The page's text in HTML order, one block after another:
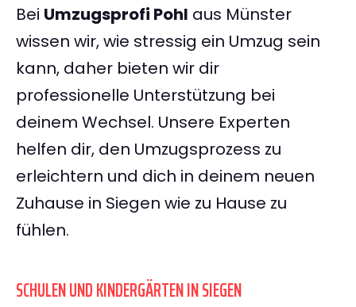
Bei Umzugsprofi Pohl aus Münster
wissen wir, wie stressig ein Umzug sein
kann, daher bieten wir dir
professionelle Unterstützung bei
deinem Wechsel. Unsere Experten
helfen dir, den Umzugsprozess zu
erleichtern und dich in deinem neuen
Zuhause in Siegen wie zu Hause zu
fühlen.
SCHULEN UND KINDERGÄRTEN IN SIEGEN